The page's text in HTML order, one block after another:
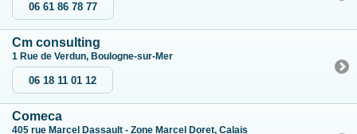
06 61 86 78 77
Cm consulting
1 Rue de Verdun, Boulogne-sur-Mer
06 18 11 01 12
Comeca
405 rue Marcel Dassault - Zone Marcel Doret, Calais